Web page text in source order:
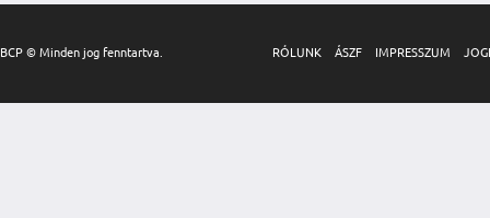
BCP © Minden jog fenntartva. RÓLUNK ÁSZF IMPRESSZUM